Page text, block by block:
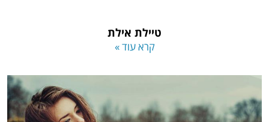
טיילת אילת
קרא עוד »